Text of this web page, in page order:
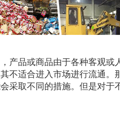
产品或商品由于各种客观
不适合进入市场进行流通。
采取不同的措施。但是对